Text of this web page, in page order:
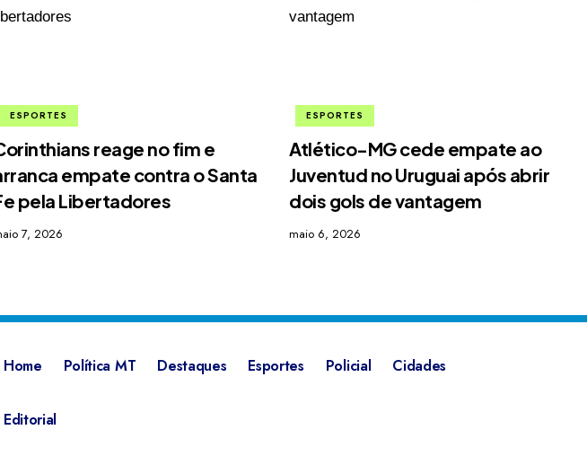
ESPORTES
reage no fim e
empate contra o Santa
pela Libertadores
7, 2026
ESPORTES
Atlético-MG cede empate ao
Juventud no Uruguai após abrir
dois gols de vantagem
maio 6, 2026
Home Política MT Destaques Esportes Policial Cidades
Editorial